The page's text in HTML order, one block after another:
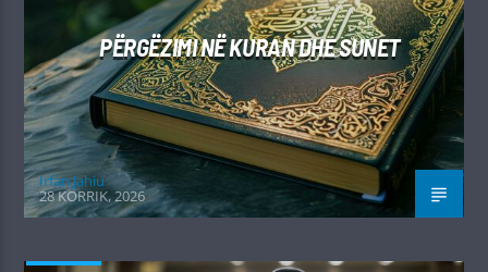
PËRGËZIMI NË KURAN DHE SUNET
Irfan Jahiu
28 KORRIK, 2026